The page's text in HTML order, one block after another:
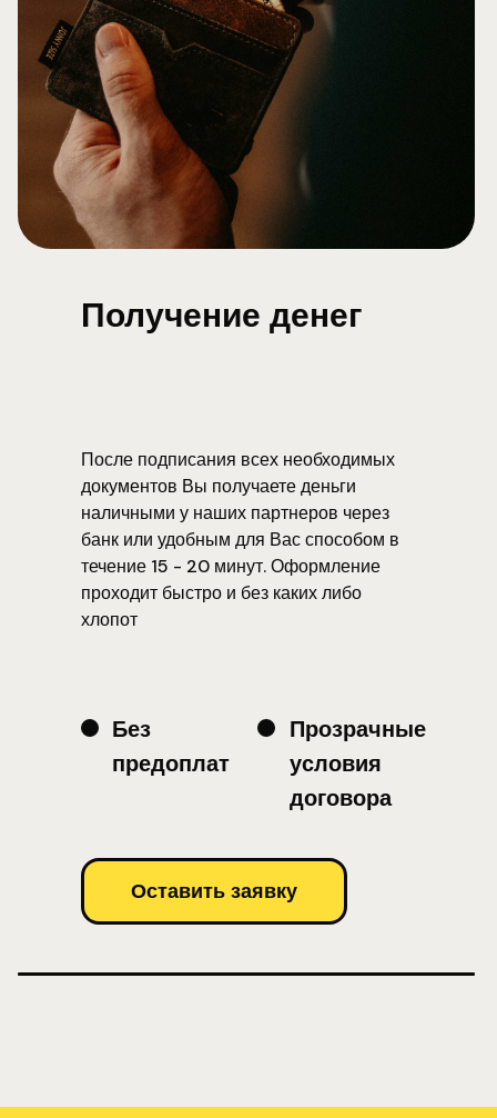
После подписания всех необходимых
документов Вы получаете деньги
наличными у наших партнеров через
банк или удобным для Вас способом в
течение 15 - 20 минут. Оформление
проходит быстро и без каких либо
хлопот
Получение денег
Оставить заявку
Без
предоплат
Прозрачные
условия
договора